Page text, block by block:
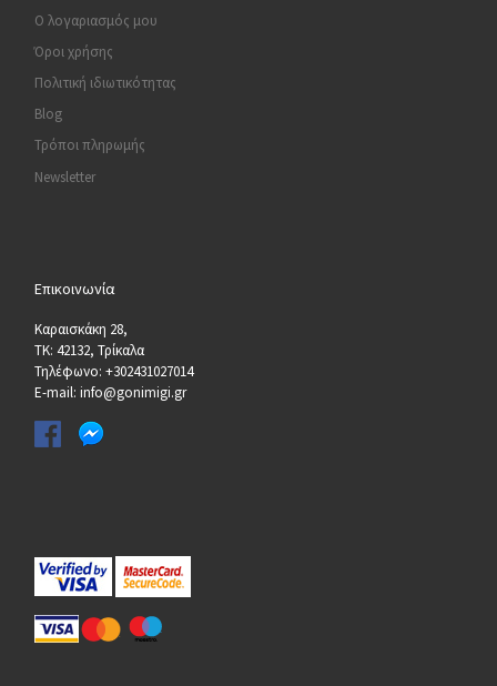
Ο λογαριασμός μου
Όροι χρήσης
Πολιτική ιδιωτικότητας
Blog
Τρόποι πληρωμής
Newsletter
Επικοινωνία
Καραισκάκη 28,
ΤΚ: 42132, Τρίκαλα
Τηλέφωνο: +302431027014
E-mail: info@gonimigi.gr